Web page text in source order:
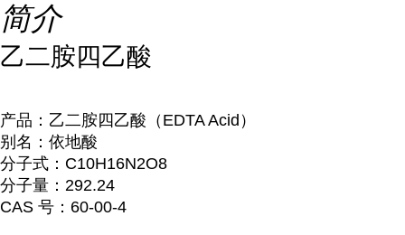
简介
乙二胺四乙酸
产品：乙二胺四乙酸（EDTA Acid）
别名：依地酸
分子式：C10H16N2O8
分子量：292.24
CAS 号：60-00-4